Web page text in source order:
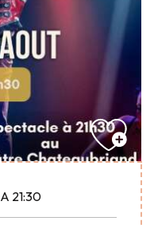
A 21:30